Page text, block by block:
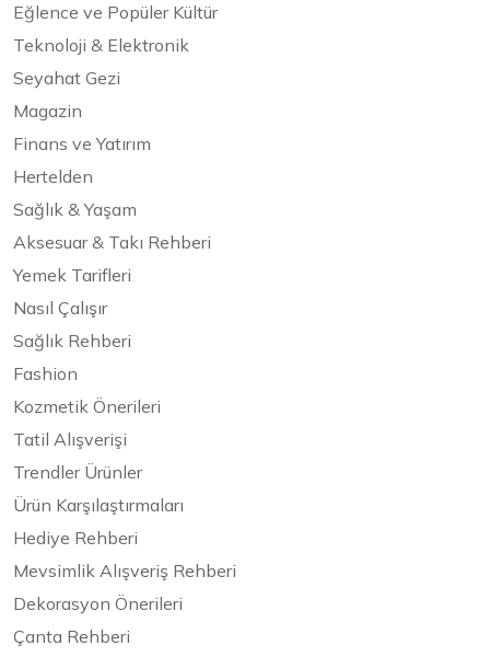
Eğlence ve Popüler Kültür
Teknoloji & Elektronik
Seyahat Gezi
Magazin
Finans ve Yatırım
Hertelden
Sağlık & Yaşam
Aksesuar & Takı Rehberi
Yemek Tarifleri
Nasıl Çalışır
Sağlık Rehberi
Fashion
Kozmetik Önerileri
Tatil Alışverişi
Trendler Ürünler
Ürün Karşılaştırmaları
Hediye Rehberi
Mevsimlik Alışveriş Rehberi
Dekorasyon Önerileri
Çanta Rehberi